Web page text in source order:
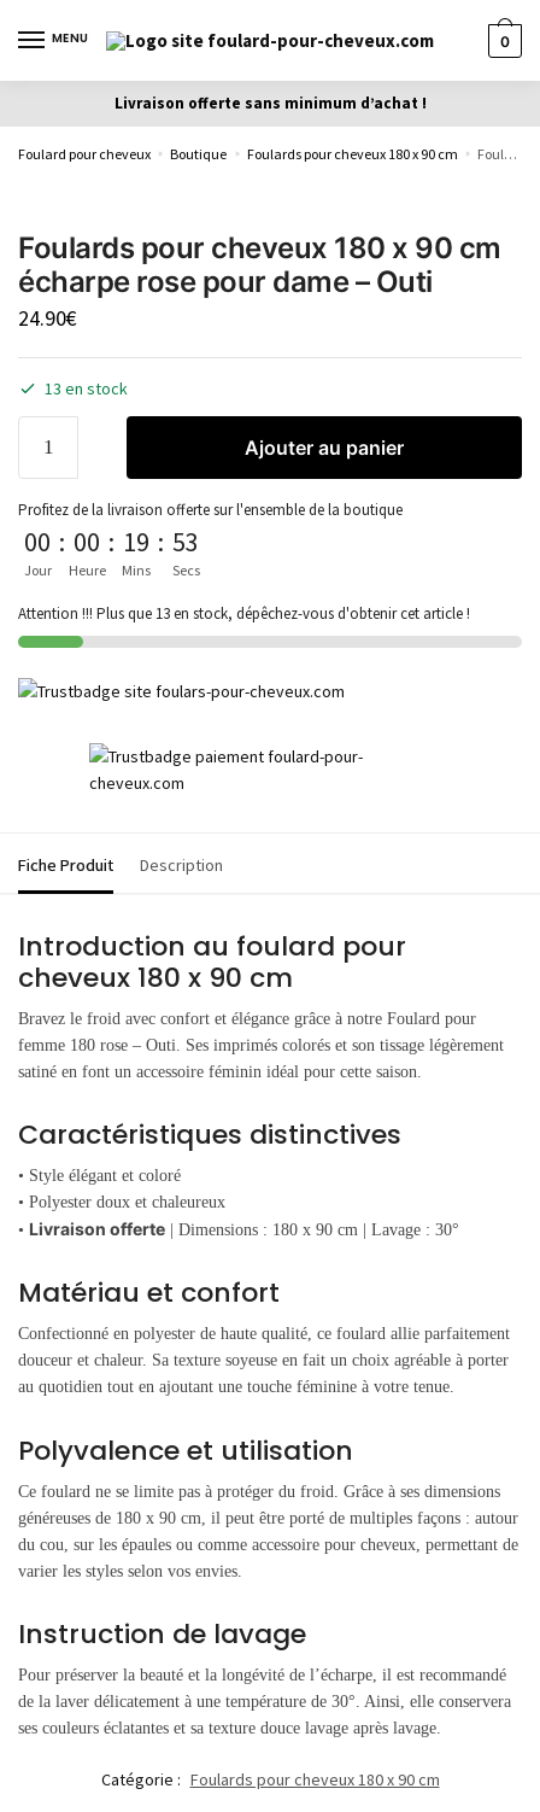
MENU 0
Livraison offerte sans minimum d’achat !
Foulard pour cheveux » Boutique » Foulards pour cheveux 180 x 90 cm » Foulards pour cheveux 180 x 90 cm écharpe rose pour dame – Outi
Foulards pour cheveux 180 x 90 cm
écharpe rose pour dame – Outi
24.90€
13 en stock
Ajouter au panier
Profitez de la livraison offerte sur l'ensemble de la boutique
00
Jour
: 00
Heure
: 19
Mins
: 53
Secs
Attention !!! Plus que 13 en stock, dépêchez-vous d'obtenir cet article !
Fiche Produit Description
Introduction au foulard pour
cheveux 180 x 90 cm
Bravez le froid avec confort et élégance grâce à notre Foulard pour
femme 180 rose – Outi. Ses imprimés colorés et son tissage légèrement
satiné en font un accessoire féminin idéal pour cette saison.
Caractéristiques distinctives
• Style élégant et coloré
• Polyester doux et chaleureux
• Livraison offerte | Dimensions : 180 x 90 cm | Lavage : 30°
Matériau et confort
Confectionné en polyester de haute qualité, ce foulard allie parfaitement
douceur et chaleur. Sa texture soyeuse en fait un choix agréable à porter
au quotidien tout en ajoutant une touche féminine à votre tenue.
Polyvalence et utilisation
Ce foulard ne se limite pas à protéger du froid. Grâce à ses dimensions
généreuses de 180 x 90 cm, il peut être porté de multiples façons : autour
du cou, sur les épaules ou comme accessoire pour cheveux, permettant de
varier les styles selon vos envies.
Instruction de lavage
Pour préserver la beauté et la longévité de l’écharpe, il est recommandé
de la laver délicatement à une température de 30°. Ainsi, elle conservera
ses couleurs éclatantes et sa texture douce lavage après lavage.
Catégorie : Foulards pour cheveux 180 x 90 cm